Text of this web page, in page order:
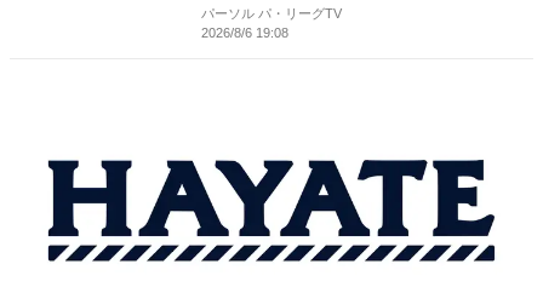
パーソル パ・リーグTV
2026/8/6 19:08